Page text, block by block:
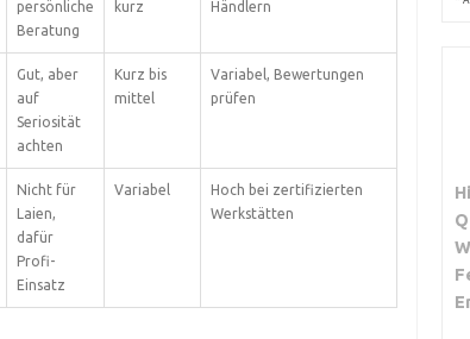
persönliche
Beratung
kurz
Händlern
Gut, aber
auf
Seriosität
achten
Kurz bis
mittel
Variabel, Bewertungen
prüfen
Nicht für
Laien,
dafür
Profi-
Einsatz
Variabel
Hoch bei zertifizierten
Werkstätten